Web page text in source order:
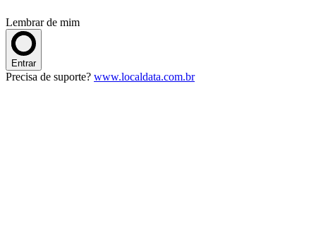
Lembrar de mim
Entrar
Precisa de suporte? www.localdata.com.br